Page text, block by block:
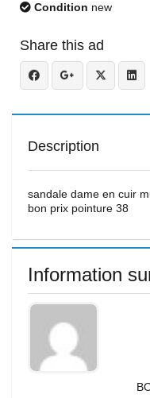
Condition new
Share this ad
Description
sandale dame en cuir
bon prix pointure 38
Information